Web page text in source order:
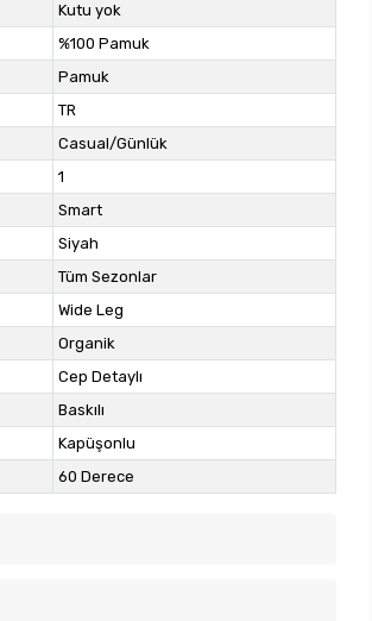
Kutu yok
%100 Pamuk
Pamuk
TR
Casual/Günlük
1
Smart
Siyah
Tüm Sezonlar
Wide Leg
Organik
Cep Detaylı
Baskılı
Kapüşonlu
60 Derece